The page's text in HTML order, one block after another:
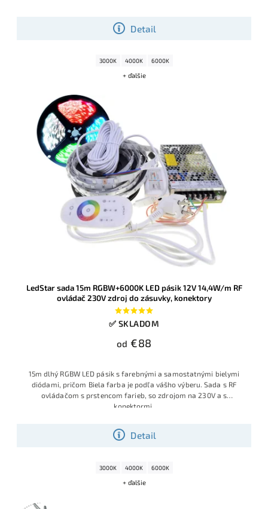
Detail
3000K 4000K 6000K
+ ďalšie
LedStar sada 15m RGBW+6000K LED pásik 12V 14,4W/m RF
ovládač 230V zdroj do zásuvky, konektory
✅ SKLADOM
od €88
Detail
15m dlhý RGBW LED pásik s farebnými a samostatnými bielymi
diódami, pričom Biela farba je podľa vášho výberu. Sada s RF
ovládačom s prstencom farieb, so zdrojom na 230V a s
konektormi.
3000K 4000K 6000K
+ ďalšie